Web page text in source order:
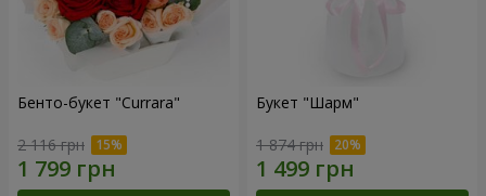
Бенто-букет "Currara"
2 116 грн
Букет "Шарм"
1 874 грн